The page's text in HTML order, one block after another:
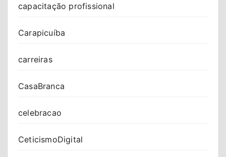
capacitação profissional
Carapicuíba
carreiras
CasaBranca
celebracao
CeticismoDigital